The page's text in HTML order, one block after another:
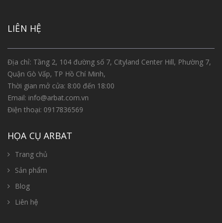
LIÊN HỆ
Địa chỉ: Tầng 2, 104 đường số 7, Cityland Center Hill, Phường 7,
Quận Gò Vấp, TP Hồ Chí Minh,
Thời gian mở cửa: 8:00 đến 18:00
Email: info@arbat.com.vn
Điện thoại: 0917836569
HỌA CỤ ARBAT
Trang chủ
Sản phẩm
Blog
Liên hệ